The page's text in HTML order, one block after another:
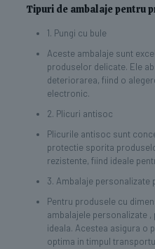
Tipuri de ambalaje pentru
1. Pungi cu bule
Aceste ambalaje sunt
produselor delicate. Ele
deteriorarea, fiind o
electronic.
2. Plicuri antisoc
Plicurile antisoc sunt
protectie sporita
rezistente, fiind ideale
3. Ambalaje personalizate
Pentru produsele cu
ambalajele personalizate
ideala. Acestea asigura o
optima in timpul